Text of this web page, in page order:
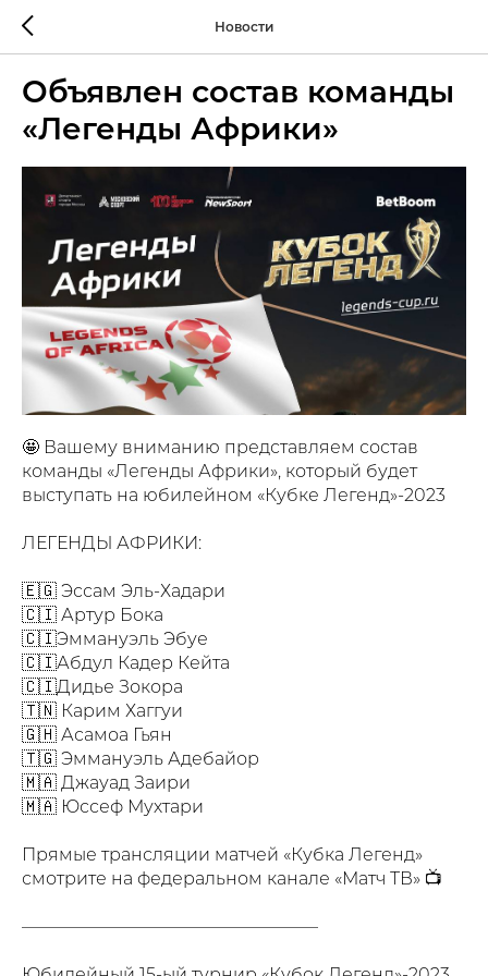
Новости
Объявлен состав команды
«Легенды Африки»
🤩 Вашему вниманию представляем состав
команды «Легенды Африки», который будет
выступать на юбилейном «Кубке Легенд»-2023
ЛЕГЕНДЫ АФРИКИ:
🇪🇬 Эссам Эль-Хадари
🇨🇮 Артур Бока
🇨🇮Эммануэль Эбуе
🇨🇮Абдул Кадер Кейта
🇨🇮Дидье Зокора
🇹🇳 Карим Хаггуи
🇬🇭 Асамоа Гьян
🇹🇬 Эммануэль Адебайор
🇲🇦 Джауад Заири
🇲🇦 Юссеф Мухтари
Прямые трансляции матчей «Кубка Легенд»
смотрите на федеральном канале «Матч ТВ» 📺
—————————————————